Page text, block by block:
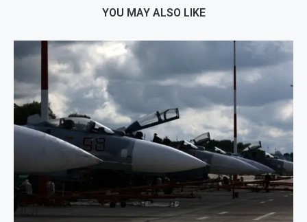
YOU MAY ALSO LIKE